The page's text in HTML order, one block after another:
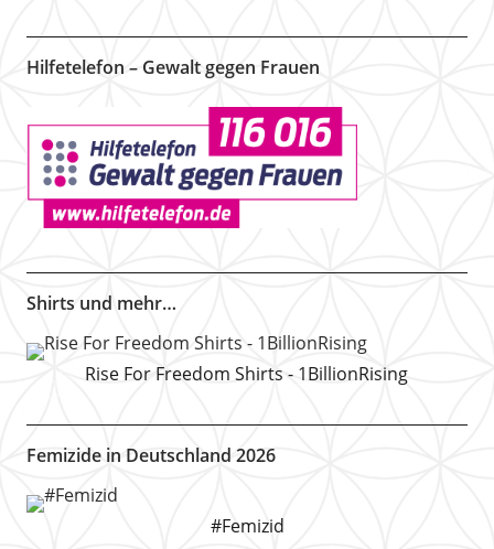
Hilfetelefon – Gewalt gegen Frauen
Shirts und mehr…
Rise For Freedom Shirts - 1BillionRising
Femizide in Deutschland 2026
#Femizid